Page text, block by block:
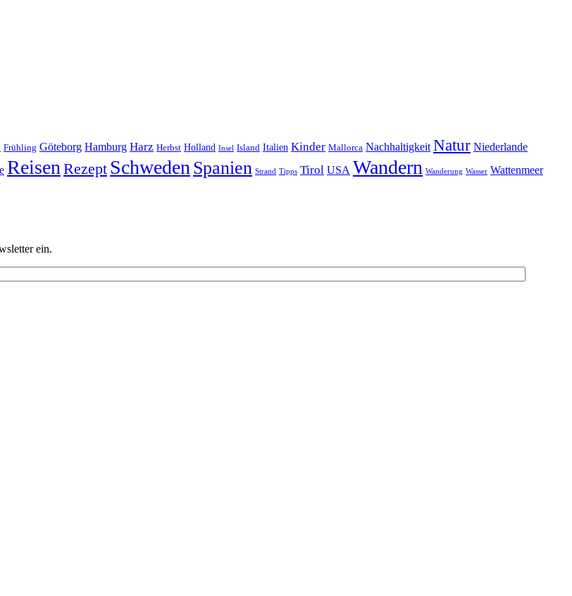
Frühling Göteborg Hamburg Harz Herbst Holland Insel Island Italien Kinder Mallorca Nachhaltigkeit Natur Niederlande
ReisenRezept SchwedenSpanien Strand Tipps Tirol USA Wandern Wanderung Wasser Wattenmeer
ein.